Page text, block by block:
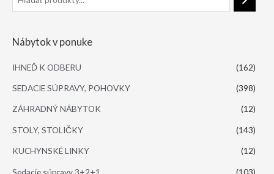
Nábytok v ponuke
IHNEĎ K ODBERU (162)
SEDACIE SÚPRAVY, POHOVKY (398)
ZÁHRADNÝ NÁBYTOK (12)
STOLY, STOLIČKY (143)
KUCHYNSKÉ LINKY (12)
Sedacie súpravy 3+2+1 (103)